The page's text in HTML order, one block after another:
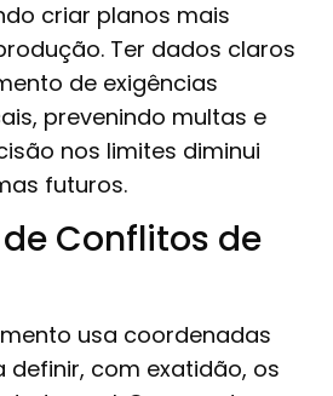
criar planos mais
Ter dados claros
de exigências
prevenindo multas e
nos limites diminui
futuros.
Conflitos de
usa coordenadas
com exatidão, os